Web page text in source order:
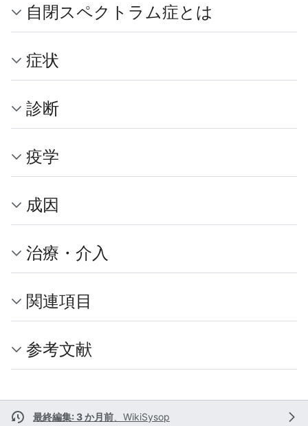
自閉スペクトラム症とは
症状
診断
疫学
成因
治療・介入
関連項目
参考文献
最終編集: 3 か月前 WikiSysop